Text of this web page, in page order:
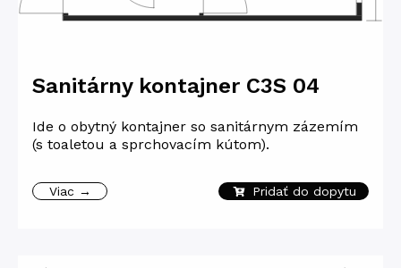
Sanitárny kontajner C3S 04
Ide o obytný kontajner so sanitárnym zázemím
(s toaletou a sprchovacím kútom).
Viac → Pridať do dopytu